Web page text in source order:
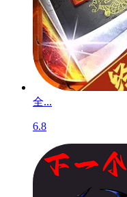
全...
6.8